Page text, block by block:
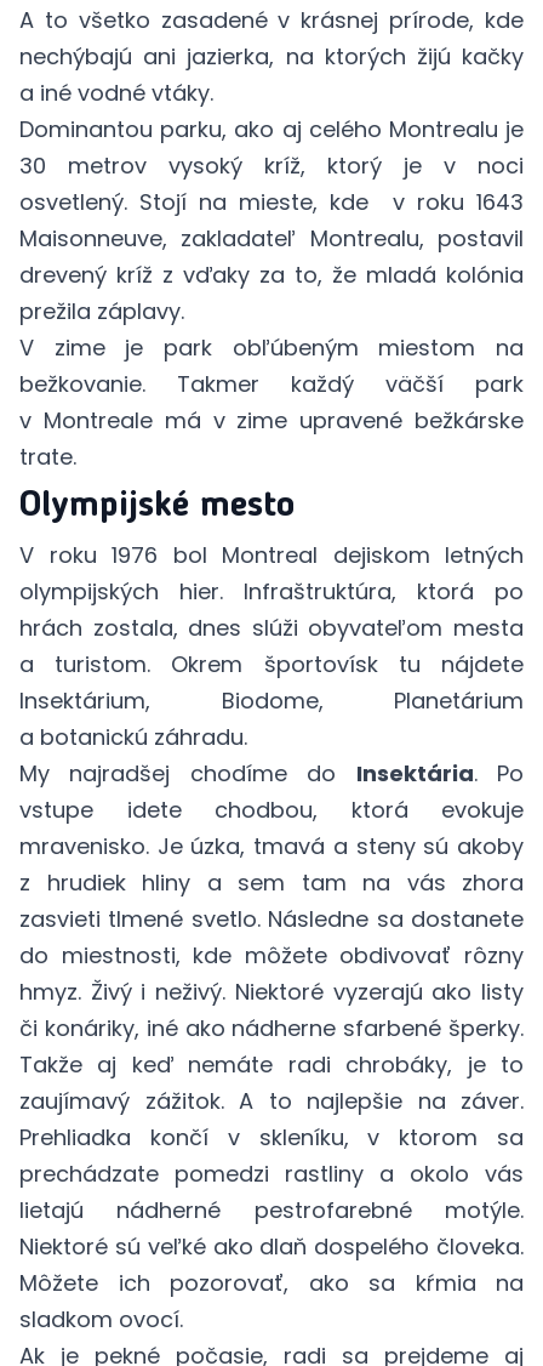
A to všetko zasadené v krásnej prírode, kde
nechýbajú ani jazierka, na ktorých žijú kačky
a iné vodné vtáky.
Dominantou parku, ako aj celého Montrealu je
30 metrov vysoký kríž, ktorý je v noci
osvetlený. Stojí na mieste, kde v roku 1643
Maisonneuve, zakladateľ Montrealu, postavil
drevený kríž z vďaky za to, že mladá kolónia
prežila záplavy.
V zime je park obľúbeným miestom na
bežkovanie. Takmer každý väčší park
v Montreale má v zime upravené bežkárske
trate.
Olympijské mesto
V roku 1976 bol Montreal dejiskom letných
olympijských hier. Infraštruktúra, ktorá po
hrách zostala, dnes slúži obyvateľom mesta
a turistom. Okrem športovísk tu nájdete
Insektárium, Biodome, Planetárium
a botanickú záhradu.
My najradšej chodíme do Insektária. Po
vstupe idete chodbou, ktorá evokuje
mravenisko. Je úzka, tmavá a steny sú akoby
z hrudiek hliny a sem tam na vás zhora
zasvieti tlmené svetlo. Následne sa dostanete
do miestnosti, kde môžete obdivovať rôzny
hmyz. Živý i neživý. Niektoré vyzerajú ako listy
či konáriky, iné ako nádherne sfarbené šperky.
Takže aj keď nemáte radi chrobáky, je to
zaujímavý zážitok. A to najlepšie na záver.
Prehliadka končí v skleníku, v ktorom sa
prechádzate pomedzi rastliny a okolo vás
lietajú nádherné pestrofarebné motýle.
Niektoré sú veľké ako dlaň dospelého človeka.
Môžete ich pozorovať, ako sa kŕmia na
sladkom ovocí.
Ak je pekné počasie, radi sa prejdeme aj